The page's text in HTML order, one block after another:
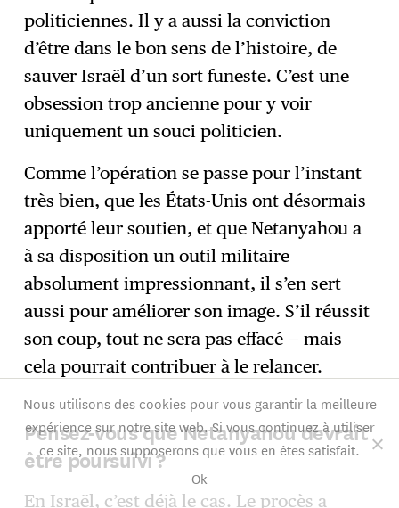
politiciennes. Il y a aussi la conviction
d’être dans le bon sens de l’histoire, de
sauver Israël d’un sort funeste. C’est une
obsession trop ancienne pour y voir
uniquement un souci politicien.
Comme l’opération se passe pour l’instant
très bien, que les États-Unis ont désormais
apporté leur soutien, et que Netanyahou a
à sa disposition un outil militaire
absolument impressionnant, il s’en sert
aussi pour améliorer son image. S’il réussit
son coup, tout ne sera pas effacé — mais
cela pourrait contribuer à le relancer.
Pensez-vous que Netanyahou devrait
être poursuivi ?
En Israël, c’est déjà le cas. Le procès a
Nous utilisons des cookies pour vous garantir la meilleure
expérience sur notre site web. Si vous continuez à utiliser
ce site, nous supposerons que vous en êtes satisfait.
Ok